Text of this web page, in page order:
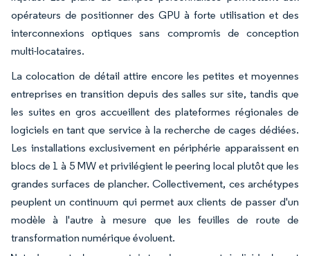
opérateurs de positionner des GPU à forte utilisation et des
interconnexions optiques sans compromis de conception
multi-locataires.
La colocation de détail attire encore les petites et moyennes
entreprises en transition depuis des salles sur site, tandis que
les suites en gros accueillent des plateformes régionales de
logiciels en tant que service à la recherche de cages dédiées.
Les installations exclusivement en périphérie apparaissent en
blocs de 1 à 5 MW et privilégient le peering local plutôt que les
grandes surfaces de plancher. Collectivement, ces archétypes
peuplent un continuum qui permet aux clients de passer d'un
modèle à l'autre à mesure que les feuilles de route de
transformation numérique évoluent.